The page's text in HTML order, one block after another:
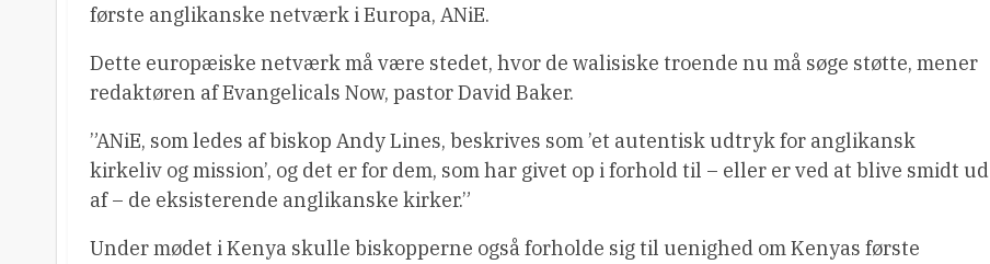
første anglikanske netværk i Europa, ANiE.
Dette europæiske netværk må være stedet, hvor de walisiske troende nu må søge støtte, mener
redaktøren af Evangelicals Now, pastor David Baker.
”ANiE, som ledes af biskop Andy Lines, beskrives som ’et autentisk udtryk for anglikansk
kirkeliv og mission’, og det er for dem, som har givet op i forhold til – eller er ved at blive smidt ud
af – de eksisterende anglikanske kirker.”
Under mødet i Kenya skulle biskopperne også forholde sig til uenighed om Kenyas første